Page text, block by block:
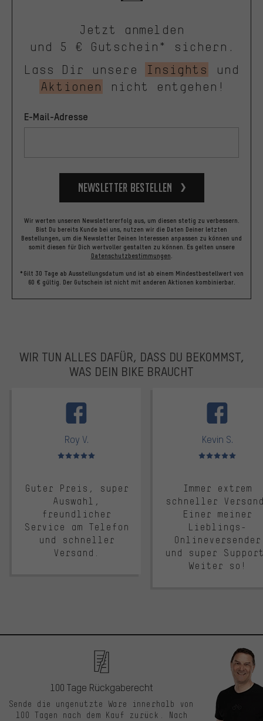
Jetzt anmelden
und 5 € Gutschein* sichern.
Lass Dir unsere
Insights
und
Aktionen
nicht entgehen!
E-Mail-Adresse
Newsletter bestellen
Wir werten unseren Newslettererfolg aus, um diesen stetig zu verbessern.
Bist Du bereits Kunde bei uns, nutzen wir die Daten Deiner letzten
Bestellungen, um die Newsletter Deinen Interessen anpassen zu können und
somit diesen für Dich wertvoller gestalten zu können. Es gelten unsere
Datenschutzbestimmungen.
*Gilt 30 Tage ab Ausstellungsdatum und ist ab einem Mindestbestellwert von
60 € gültig. Der Gutschein ist nicht mit anderen Aktionen kombinierbar.
WIR TUN ALLES DAFÜR, DASS DU BEKOMMST,
WAS DEIN BIKE BRAUCHT
Roy V.
Bewertungen: 5 von 5
Guter Preis, super
Auswahl,
freundlicher
Service am Telefon
und schneller
Versand.
Kevin S.
Bewertungen: 5 von 5
Immer extrem
schneller
Einer meiner
Lieblings-
Onlineversender
und super
Weiter so!
100 Tage Rückgaberecht
Sende die ungenutzte Ware innerhalb von
100 Tagen nach dem Kauf zurück. Nach